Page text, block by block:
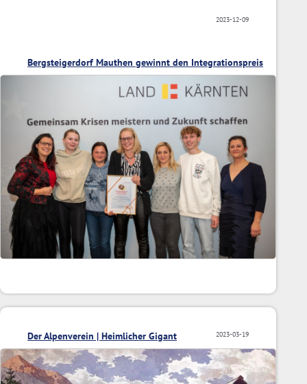
2023-12-09
Bergsteigerdorf Mauthen gewinnt den Integrationspreis
2023-03-19
Der Alpenverein | Heimlicher Gigant